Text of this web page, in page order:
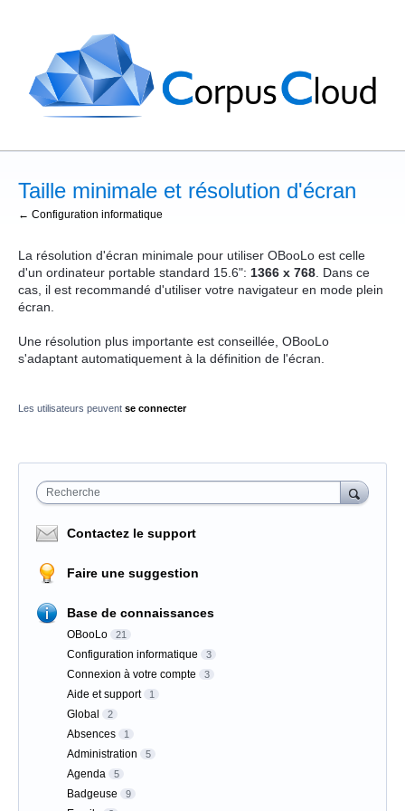
Taille minimale et résolution d'écran
← Configuration informatique
La résolution d'écran minimale pour utiliser OBooLo est celle
d'un ordinateur portable standard 15.6": 1366 x 768 . Dans ce
cas, il est recommandé d'utiliser votre navigateur en mode plein
écran.
Une résolution plus importante est conseillée, OBooLo
s'adaptant automatiquement à la définition de l'écran.
Les utilisateurs peuvent se connecter
Recherche
Contactez le support
Faire une suggestion
Base de connaissances
OBooLo 21
Configuration informatique 3
Connexion à votre compte 3
Aide et support 1
Global 2
Absences 1
Administration 5
Agenda 5
Badgeuse 9